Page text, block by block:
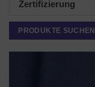
Zertifizierung
PRODUKTE SUCHEN